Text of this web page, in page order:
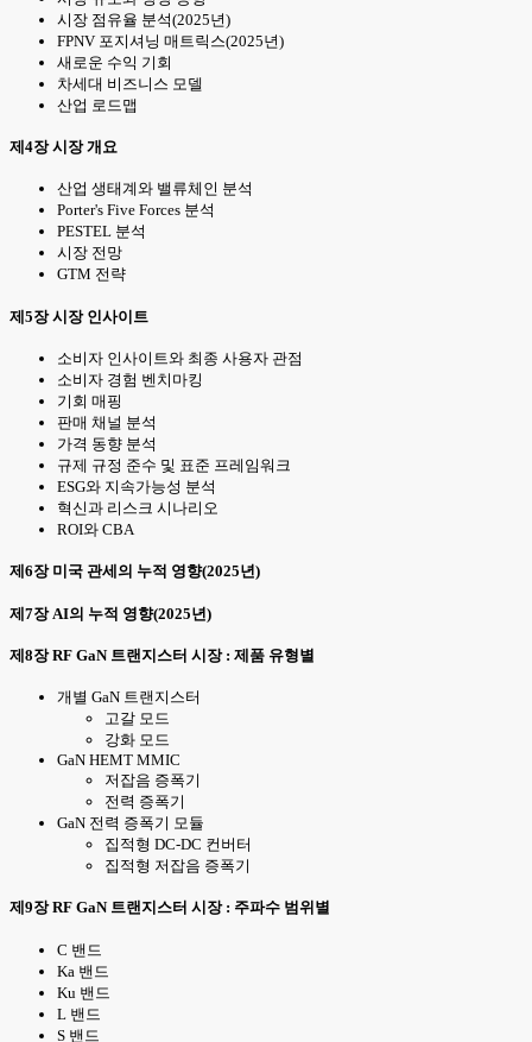
시장 점유율 분석(2025년)
FPNV 포지셔닝 매트릭스(2025년)
새로운 수익 기회
차세대 비즈니스 모델
산업 로드맵
제4장 시장 개요
산업 생태계와 밸류체인 분석
Porter's Five Forces 분석
PESTEL 분석
시장 전망
GTM 전략
제5장 시장 인사이트
소비자 인사이트와 최종 사용자 관점
소비자 경험 벤치마킹
기회 매핑
판매 채널 분석
가격 동향 분석
규제 규정 준수 및 표준 프레임워크
ESG와 지속가능성 분석
혁신과 리스크 시나리오
ROI와 CBA
제6장 미국 관세의 누적 영향(2025년)
제7장 AI의 누적 영향(2025년)
제8장 RF GaN 트랜지스터 시장 : 제품 유형별
개별 GaN 트랜지스터
고갈 모드
강화 모드
GaN HEMT MMIC
저잡음 증폭기
전력 증폭기
GaN 전력 증폭기 모듈
집적형 DC-DC 컨버터
집적형 저잡음 증폭기
제9장 RF GaN 트랜지스터 시장 : 주파수 범위별
C 밴드
Ka 밴드
Ku 밴드
L 밴드
S 밴드